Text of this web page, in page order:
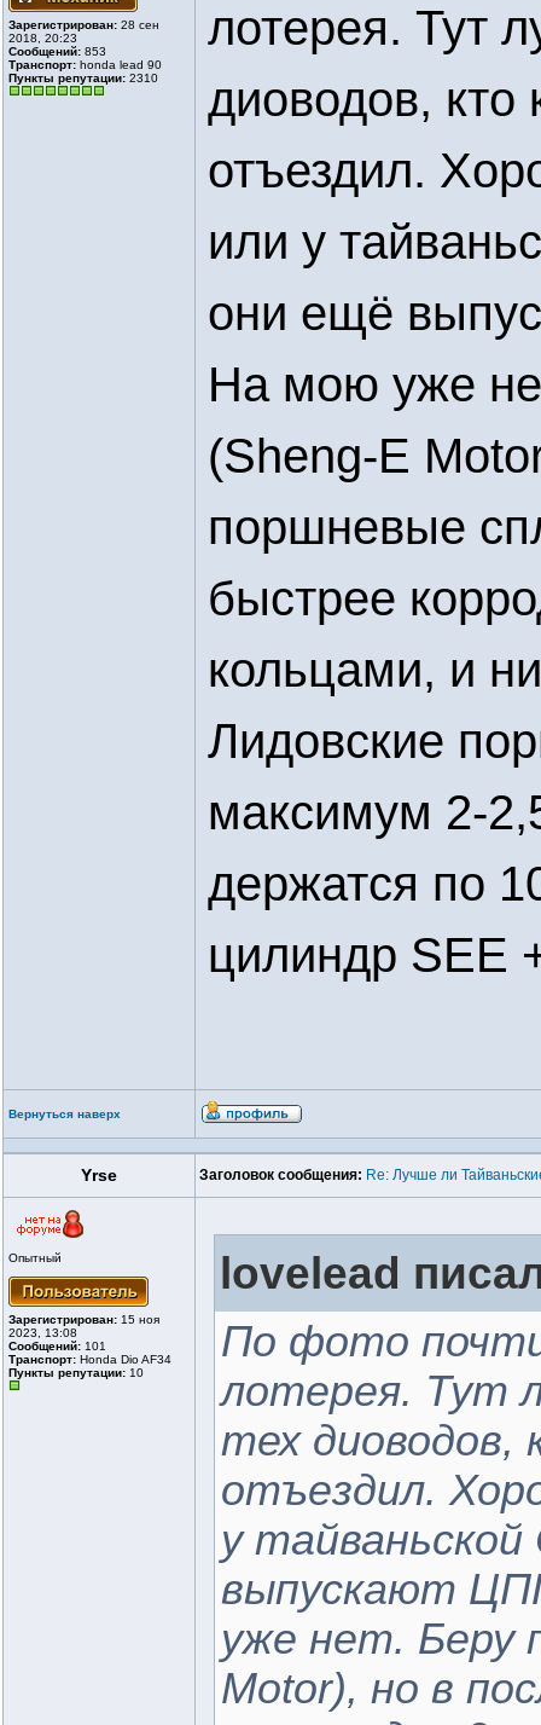
Зарегистрирован: 28 сен
2018, 20:23
Сообщений: 853
Транспорт: honda lead 90
Пункты репутации: 2310
лотерея. Тут
диоводов,
отъездил.
или у
они ещё
На мою уже
(Sheng-E
поршневые
быстрее
кольцами, и
Лидовские
максимум 2-
держатся по
цилиндр SEE
Вернуться наверх
Yrse Заголовок сообщения: Re: Лучше ли
Опытный
Зарегистрирован: 15 ноя
2023, 13:08
Сообщений: 101
Транспорт: Honda Dio AF34
Пункты репутации: 10
lovelead
По фото почти
лотерея. Тут
тех диоводов,
отъездил.
у
выпускают
уже нет. Беру
Motor), но в